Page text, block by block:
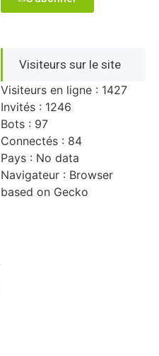
Visiteurs sur le site
Visiteurs en ligne : 1427
Invités : 1246
Bots : 97
Connectés : 84
Pays : No data
Navigateur : Browser
based on Gecko